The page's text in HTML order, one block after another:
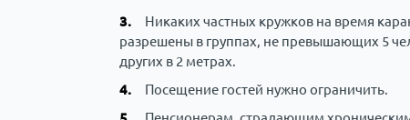
Никаких частных кружков на время
разрешены в группах, не превышающих 5
других в 2 метрах.
Посещение гостей нужно ограничить.